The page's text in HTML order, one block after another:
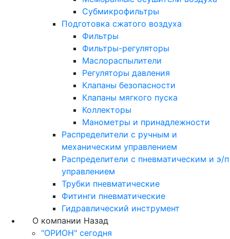
Субмикрофильтры
Подготовка сжатого воздуха
Фильтры
Фильтры-регуляторы
Маслораспылители
Регуляторы давления
Клапаны безопасности
Клапаны мягкого пуска
Коллекторы
Манометры и принадлежности
Распределители с ручным и
механическим управлением
Распределители с пневматическим и э/п
управлением
Трубки пневматические
Фитинги пневматические
Гидравлический инструмент
О компании Назад
"ОРИОН" сегодня